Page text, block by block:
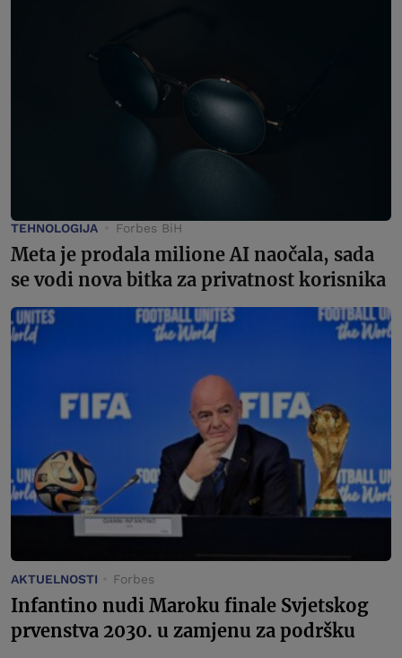
TEHNOLOGIJA Forbes BiH
Meta je prodala milione AI naočala, sada
se vodi nova bitka za privatnost korisnika
AKTUELNOSTI Forbes
Infantino nudi Maroku finale Svjetskog
prvenstva 2030. u zamjenu za podršku